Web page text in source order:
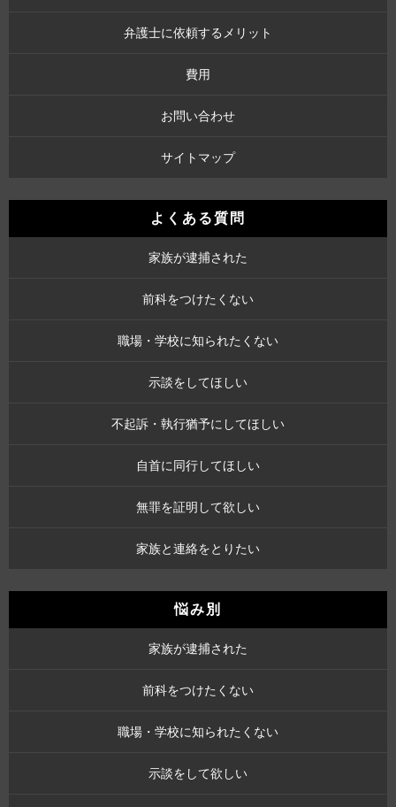
弁護士に依頼するメリット
費用
お問い合わせ
サイトマップ
よくある質問
家族が逮捕された
前科をつけたくない
職場・学校に知られたくない
示談をしてほしい
不起訴・執行猶予にしてほしい
自首に同行してほしい
無罪を証明して欲しい
家族と連絡をとりたい
悩み別
家族が逮捕された
前科をつけたくない
職場・学校に知られたくない
示談をして欲しい